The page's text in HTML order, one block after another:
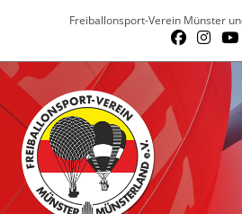
Freiballonsport-Verein Münster